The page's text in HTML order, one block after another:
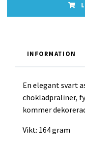
INFORMATION
En elegant svart
chokladpraliner,
kommer
Vikt: 164 gram